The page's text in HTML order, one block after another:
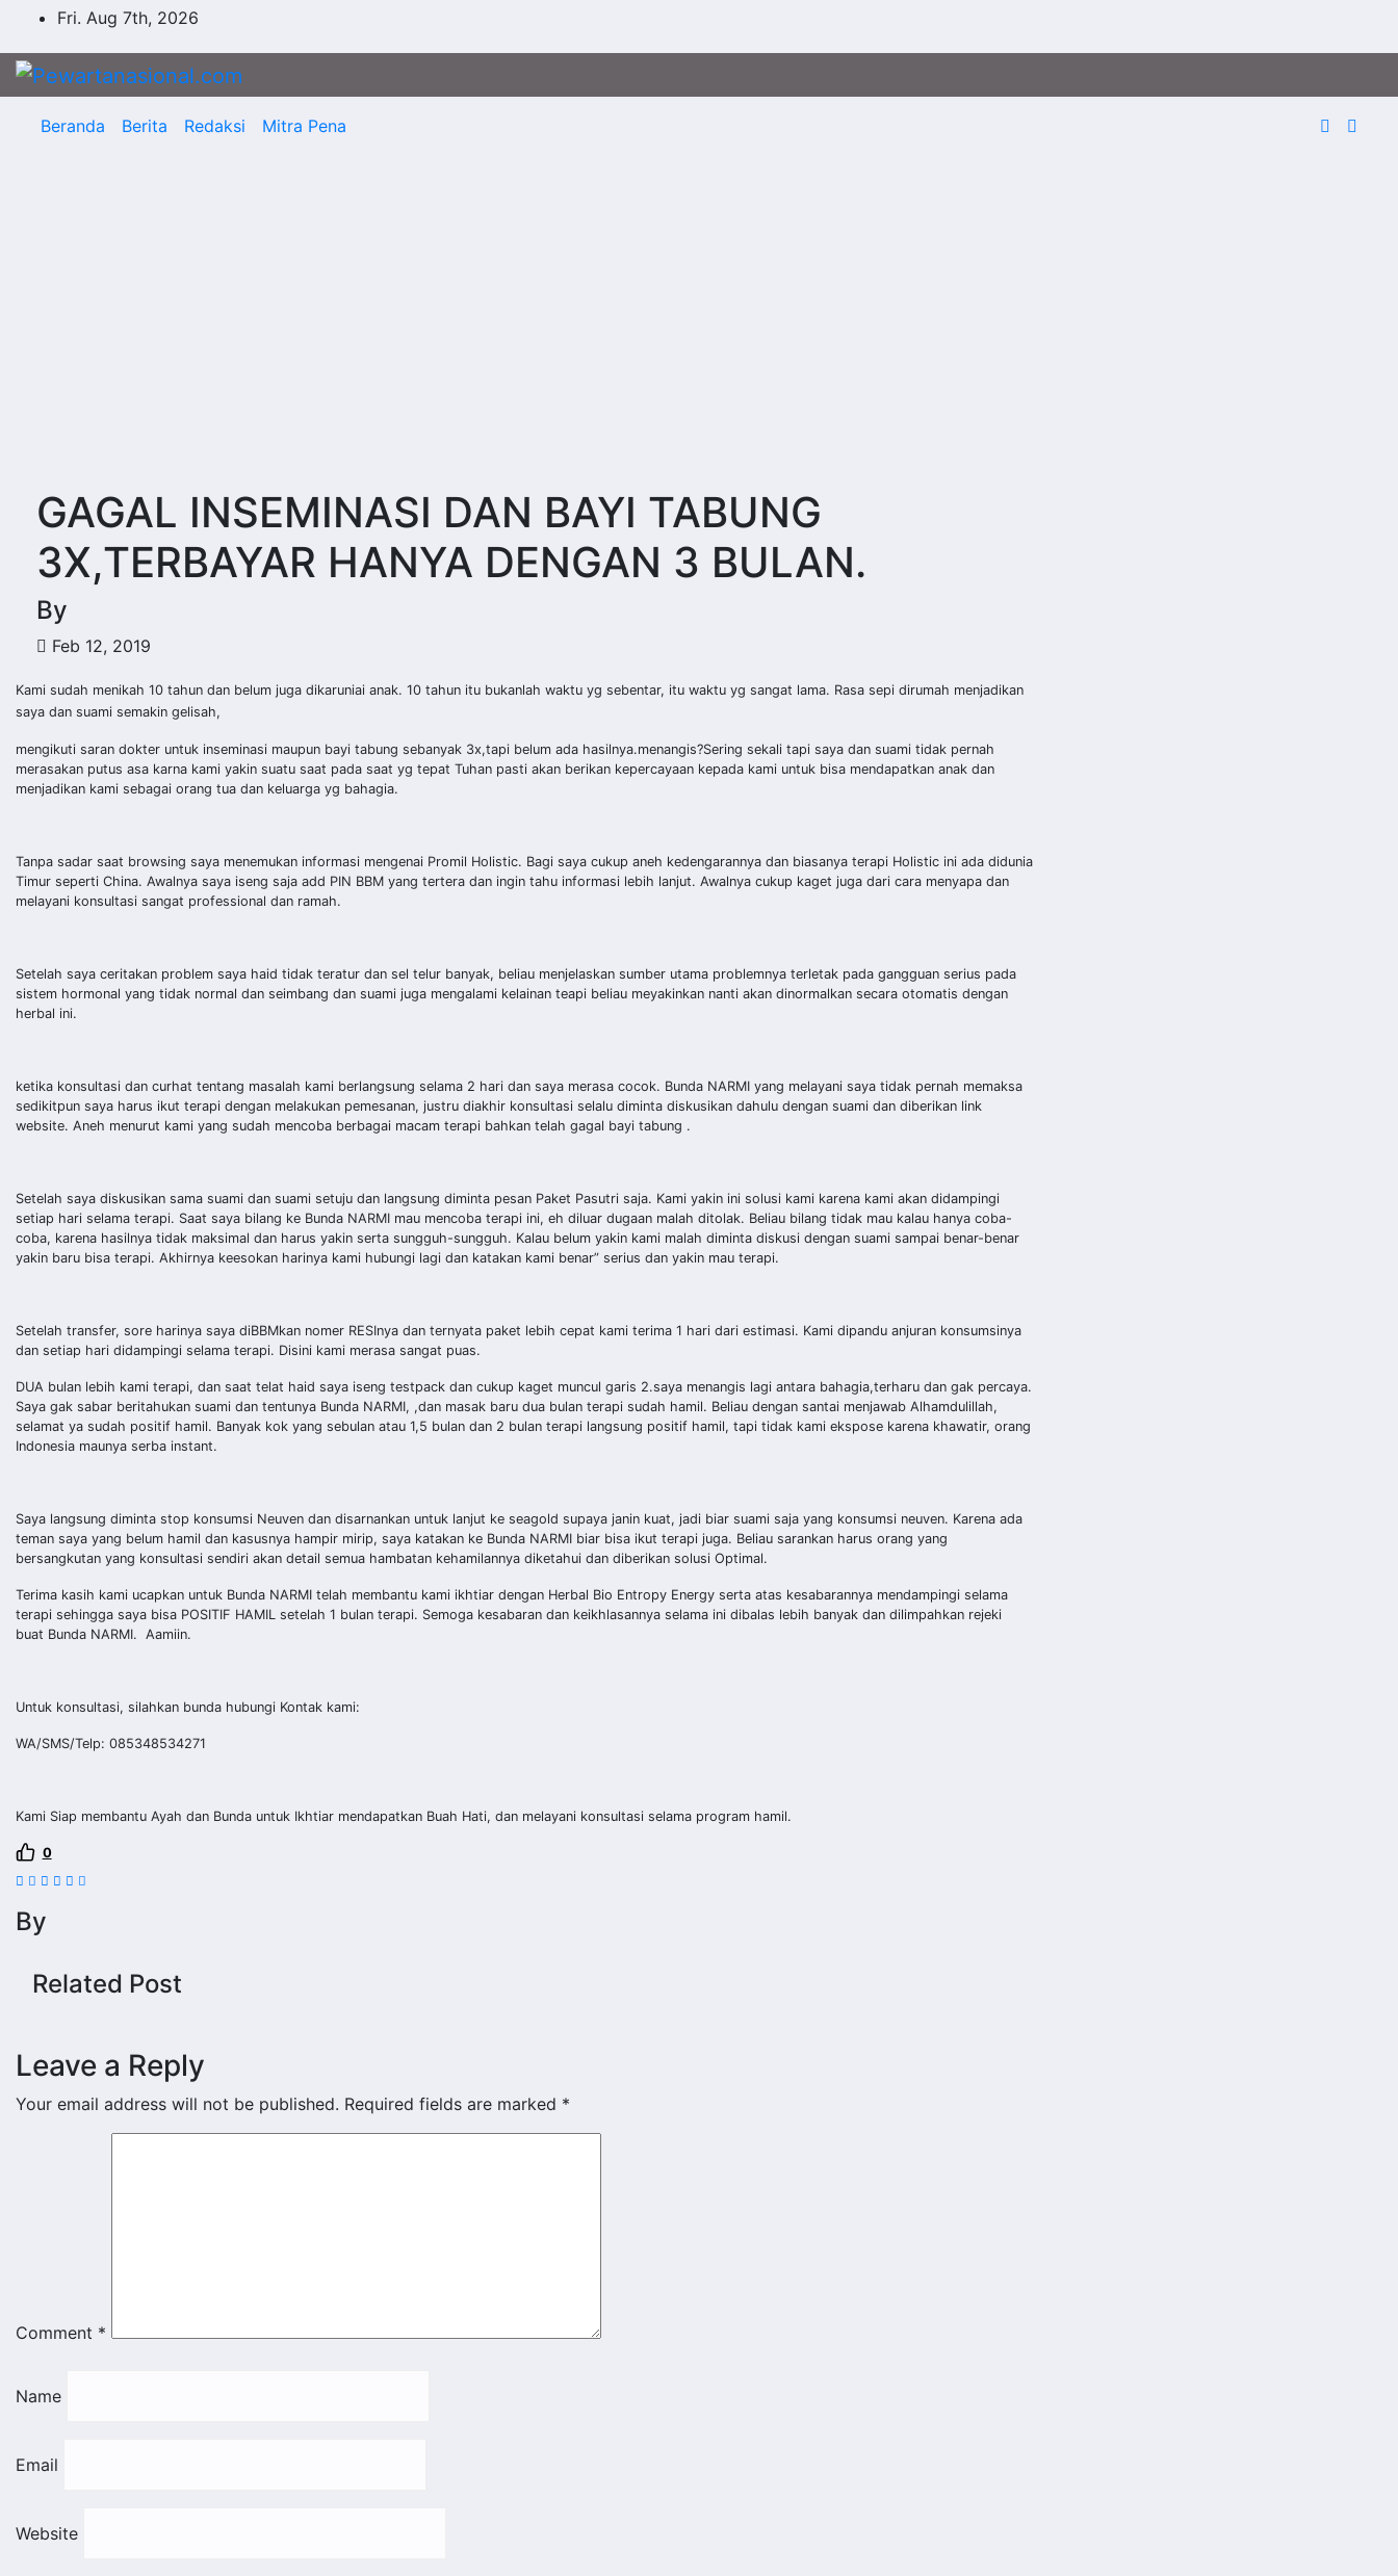
Fri. Aug 7th, 2026
Beranda Berita Redaksi Mitra Pena
GAGAL INSEMINASI DAN BAYI TABUNG
3X,TERBAYAR HANYA DENGAN 3 BULAN.
By
Feb 12, 2019
Kami sudah menikah 10 tahun dan belum juga dikaruniai anak. 10 tahun itu bukanlah waktu yg sebentar, itu waktu yg sangat lama. Rasa sepi dirumah menjadikan
saya dan suami semakin gelisah,
mengikuti saran dokter untuk inseminasi maupun bayi tabung sebanyak 3x,tapi belum ada hasilnya.menangis?Sering sekali tapi saya dan suami tidak pernah
merasakan putus asa karna kami yakin suatu saat pada saat yg tepat Tuhan pasti akan berikan kepercayaan kepada kami untuk bisa mendapatkan anak dan
menjadikan kami sebagai orang tua dan keluarga yg bahagia.
Tanpa sadar saat browsing saya menemukan informasi mengenai Promil Holistic. Bagi saya cukup aneh kedengarannya dan biasanya terapi Holistic ini ada didunia
Timur seperti China. Awalnya saya iseng saja add PIN BBM yang tertera dan ingin tahu informasi lebih lanjut. Awalnya cukup kaget juga dari cara menyapa dan
melayani konsultasi sangat professional dan ramah.
Setelah saya ceritakan problem saya haid tidak teratur dan sel telur banyak, beliau menjelaskan sumber utama problemnya terletak pada gangguan serius pada
sistem hormonal yang tidak normal dan seimbang dan suami juga mengalami kelainan teapi beliau meyakinkan nanti akan dinormalkan secara otomatis dengan
herbal ini.
ketika konsultasi dan curhat tentang masalah kami berlangsung selama 2 hari dan saya merasa cocok. Bunda NARMI yang melayani saya tidak pernah memaksa
sedikitpun saya harus ikut terapi dengan melakukan pemesanan, justru diakhir konsultasi selalu diminta diskusikan dahulu dengan suami dan diberikan link
website. Aneh menurut kami yang sudah mencoba berbagai macam terapi bahkan telah gagal bayi tabung .
Setelah saya diskusikan sama suami dan suami setuju dan langsung diminta pesan Paket Pasutri saja. Kami yakin ini solusi kami karena kami akan didampingi
setiap hari selama terapi. Saat saya bilang ke Bunda NARMI mau mencoba terapi ini, eh diluar dugaan malah ditolak. Beliau bilang tidak mau kalau hanya coba-
coba, karena hasilnya tidak maksimal dan harus yakin serta sungguh-sungguh. Kalau belum yakin kami malah diminta diskusi dengan suami sampai benar-benar
yakin baru bisa terapi. Akhirnya keesokan harinya kami hubungi lagi dan katakan kami benar” serius dan yakin mau terapi.
Setelah transfer, sore harinya saya diBBMkan nomer RESInya dan ternyata paket lebih cepat kami terima 1 hari dari estimasi. Kami dipandu anjuran konsumsinya
dan setiap hari didampingi selama terapi. Disini kami merasa sangat puas.
DUA bulan lebih kami terapi, dan saat telat haid saya iseng testpack dan cukup kaget muncul garis 2.saya menangis lagi antara bahagia,terharu dan gak percaya.
Saya gak sabar beritahukan suami dan tentunya Bunda NARMI, ,dan masak baru dua bulan terapi sudah hamil. Beliau dengan santai menjawab Alhamdulillah,
selamat ya sudah positif hamil. Banyak kok yang sebulan atau 1,5 bulan dan 2 bulan terapi langsung positif hamil, tapi tidak kami ekspose karena khawatir, orang
Indonesia maunya serba instant.
Saya langsung diminta stop konsumsi Neuven dan disarnankan untuk lanjut ke seagold supaya janin kuat, jadi biar suami saja yang konsumsi neuven. Karena ada
teman saya yang belum hamil dan kasusnya hampir mirip, saya katakan ke Bunda NARMI biar bisa ikut terapi juga. Beliau sarankan harus orang yang
bersangkutan yang konsultasi sendiri akan detail semua hambatan kehamilannya diketahui dan diberikan solusi Optimal.
Terima kasih kami ucapkan untuk Bunda NARMI telah membantu kami ikhtiar dengan Herbal Bio Entropy Energy serta atas kesabarannya mendampingi selama
terapi sehingga saya bisa POSITIF HAMIL setelah 1 bulan terapi. Semoga kesabaran dan keikhlasannya selama ini dibalas lebih banyak dan dilimpahkan rejeki
buat Bunda NARMI. Aamiin.
Untuk konsultasi, silahkan bunda hubungi Kontak kami:
WA/SMS/Telp: 085348534271
Kami Siap membantu Ayah dan Bunda untuk Ikhtiar mendapatkan Buah Hati, dan melayani konsultasi selama program hamil.
0
By
Related Post
Leave a Reply
Your email address will not be published. Required fields are marked *
Comment *
Name
Email
Website